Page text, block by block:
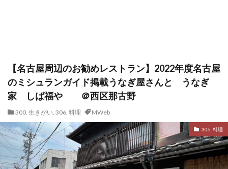
【名古屋周辺のお勧めレストラン】2022年度名古屋
のミシュランガイド掲載うなぎ屋さんと うなぎ
家 しば福や ＠西区那古野
300. 生きがい, 306. 料理 MWeb
306. 料理